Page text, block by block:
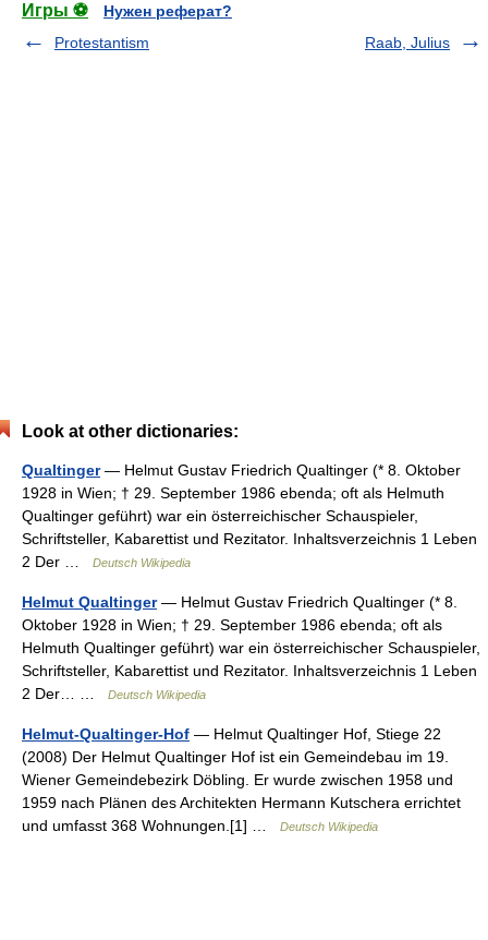
Игры ⚽
Нужен реферат?
Protestantism
Raab, Julius
Look at other dictionaries:
Qualtinger— Helmut Gustav Friedrich Qualtinger (* 8. Oktober
1928 in Wien; † 29. September 1986 ebenda; oft als Helmuth
Qualtinger geführt) war ein österreichischer Schauspieler,
Schriftsteller, Kabarettist und Rezitator. Inhaltsverzeichnis 1 Leben
2 Der …
Deutsch Wikipedia
Helmut Qualtinger— Helmut Gustav Friedrich Qualtinger (* 8.
Oktober 1928 in Wien; † 29. September 1986 ebenda; oft als
Helmuth Qualtinger geführt) war ein österreichischer Schauspieler,
Schriftsteller, Kabarettist und Rezitator. Inhaltsverzeichnis 1 Leben
2 Der… …
Deutsch Wikipedia
Helmut-Qualtinger-Hof — Helmut Qualtinger Hof, Stiege 22
(2008) Der Helmut Qualtinger Hof ist ein Gemeindebau im 19.
Wiener Gemeindebezirk Döbling. Er wurde zwischen 1958 und
1959 nach Plänen des Architekten Hermann Kutschera errichtet
und umfasst 368 Wohnungen.[1] …
Deutsch Wikipedia